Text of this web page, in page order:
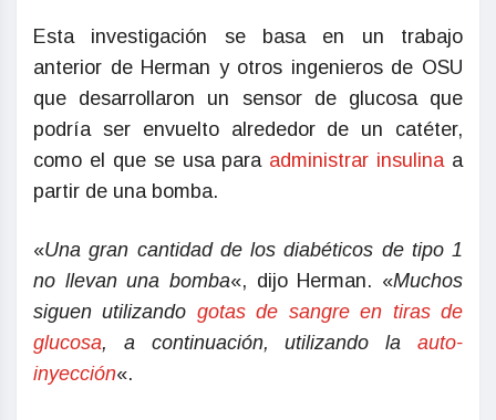
Esta investigación se basa en un trabajo
anterior de Herman y otros ingenieros de OSU
que desarrollaron un sensor de glucosa que
podría ser envuelto alrededor de un catéter,
como el que se usa para administrar insulinaa
partir de una bomba.
«Una gran cantidad de los diabéticos de tipo 1
no llevan una bomba«, dijo Herman. «Muchos
siguen utilizando gotas de sangre en tiras de
glucosa, a continuación, utilizando la auto-
inyección«.